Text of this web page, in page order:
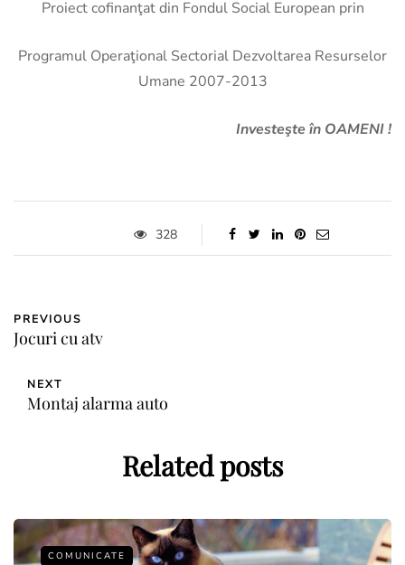
Proiect cofinanţat din Fondul Social European prin
Programul Operaţional Sectorial Dezvoltarea Resurselor
Umane 2007-2013
Investeşte în OAMENI !
328
PREVIOUS
Jocuri cu atv
NEXT
Montaj alarma auto
Related posts
COMUNICATE